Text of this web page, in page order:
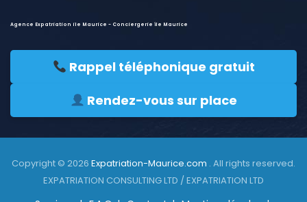
Agence Expatriation ile Maurice - Conciergerie île Maurice
Rappel téléphonique gratuit
Rendez-vous sur place
Copyright © 2026 Expatriation-Maurice.com . All rights reserved.
EXPATRIATION CONSULTING LTD / EXPATRIATION LTD